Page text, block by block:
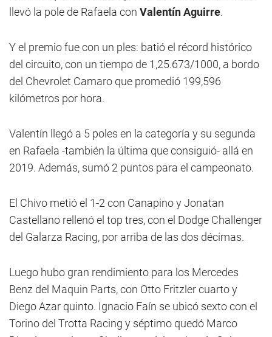
llevó la pole de Rafaela con Valentín Aguirre.
Y el premio fue con un ples: batió el récord histórico
del circuito, con un tiempo de 1,25.673/1000, a bordo
del Chevrolet Camaro que promedió 199,596
kilómetros por hora.
Valentín llegó a 5 poles en la categoría y su segunda
en Rafaela -también la última que consiguió- allá en
2019. Además, sumó 2 puntos para el campeonato.
El Chivo metió el 1-2 con Canapino y Jonatan
Castellano rellenó el top tres, con el Dodge Challenger
del Galarza Racing, por arriba de las dos décimas.
Luego hubo gran rendimiento para los Mercedes
Benz del Maquin Parts, con Otto Fritzler cuarto y
Diego Azar quinto. Ignacio Faín se ubicó sexto con el
Torino del Trotta Racing y séptimo quedó Marco